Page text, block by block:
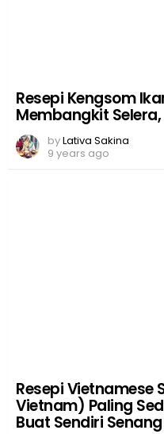
Resepi Kengsom
Membangkit
byLativa Sakina
9 years ago
Resepi Vietnamese
Vietnam) Paling
Buat Sendiri